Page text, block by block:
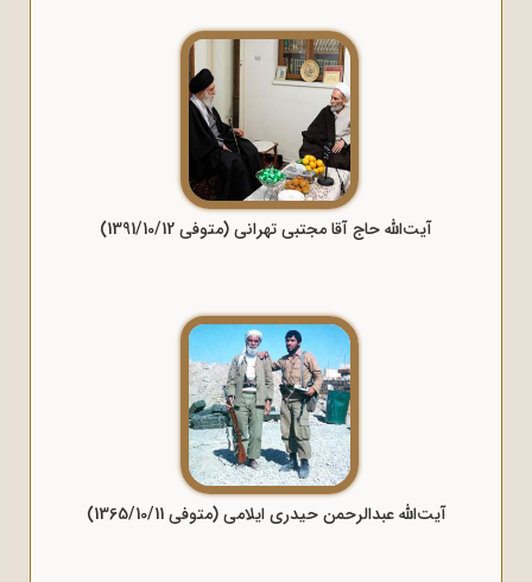
آیت‌الله حاج آقا مجتبی تهرانی (متوفی 1391/10/12)
آیت‌الله عبدالرحمن حیدری ایلامی (متوفی 1365/10/11)